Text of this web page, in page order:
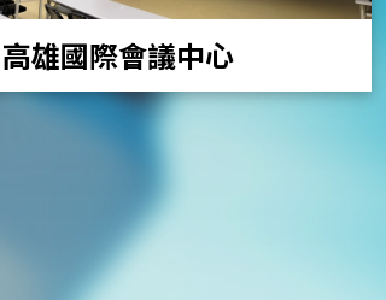
高雄國際會議中心